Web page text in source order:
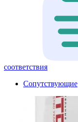
соответствия
Сопутствующие